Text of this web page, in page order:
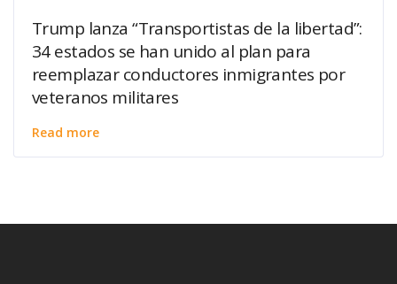
Trump lanza “Transportistas de la libertad”:
34 estados se han unido al plan para
reemplazar conductores inmigrantes por
veteranos militares
Read more